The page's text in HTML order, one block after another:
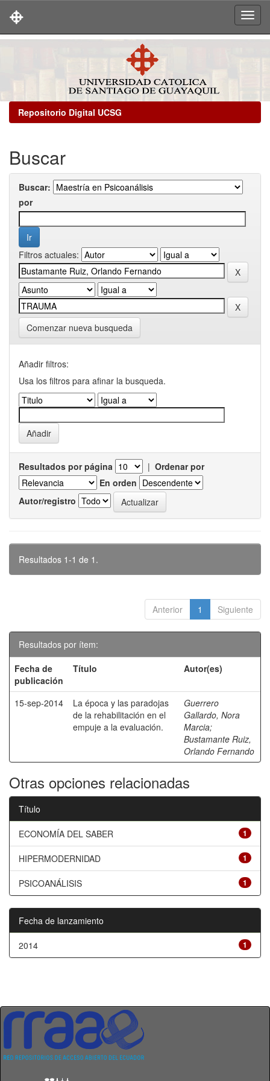
Repositorio Digital UCSG
Buscar
Buscar:
por
Filtros actuales:
Comenzar nueva busqueda
Añadir filtros:
Usa los filtros para afinar la busqueda.
Resultados por página | Ordenar por
En orden
Autor/registro
Resultados 1-1 de 1.
Anterior 1 Siguiente
Resultados por ítem:
Fecha de
publicación
Título Autor(es)
15-sep-2014
La época y las paradojas
de la rehabilitación en el
empuje a la evaluación.
Guerrero
Gallardo, Nora
Marcia;
Bustamante Ruiz,
Orlando Fernando
Otras opciones relacionadas
Título
1
ECONOMÍA DEL SABER
1
HIPERMODERNIDAD
1
PSICOANÁLISIS
Fecha de lanzamiento
1
2014